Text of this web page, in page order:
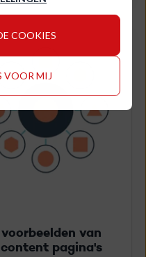
COOKIES
VOOR MIJ
van
pagina's